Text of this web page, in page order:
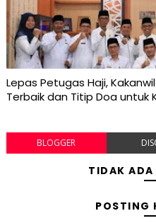
Lepas Petugas Haji,
Terbaik dan Titip Doa untuk
BLOGGER
TIDAK ADA
POSTING